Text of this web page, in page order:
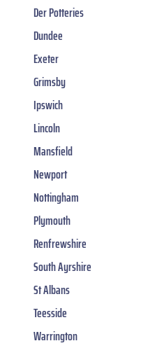
Der Potteries
Dundee
Exeter
Grimsby
Ipswich
Lincoln
Mansfield
Newport
Nottingham
Plymouth
Renfrewshire
South Ayrshire
St Albans
Teesside
Warrington